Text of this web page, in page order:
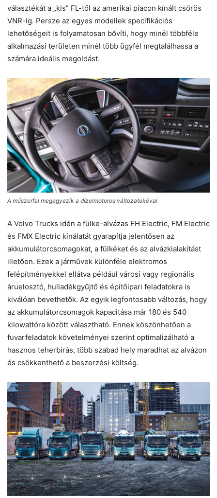
választékát a „kis” FL-től az amerikai piacon kínált csőrös
VNR-ig. Persze az egyes modellek specifikációs
lehetőségeit is folyamatosan bővíti, hogy minél többféle
alkalmazási területen minél több ügyfél megtalálhassa a
számára ideális megoldást.
A műszerfal megegyezik a dízelmotoros változatokéval
A Volvo Trucks idén a fülke-alvázas FH Electric, FM Electric
és FMX Electric kínálatát gyarapítja jelentősen az
akkumulátorcsomagokat, a fülkéket és az alvázkialakítást
illetően. Ezek a járművek különféle elektromos
felépítményekkel ellátva például városi vagy regionális
áruelosztó, hulladékgyűjtő és építőipari feladatokra is
kiválóan bevethetők. Az egyik legfontosabb változás, hogy
az akkumulátorcsomagok kapacitása már 180 és 540
kilowattóra között választható. Ennek köszönhetően a
fuvarfeladatok követelményei szerint optimalizálható a
hasznos teherbírás, több szabad hely maradhat az alvázon
és csökkenthető a beszerzési költség.